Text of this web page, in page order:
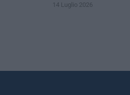
14 Luglio 2026